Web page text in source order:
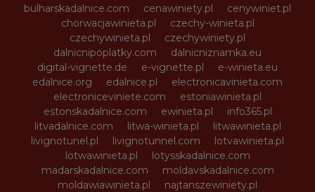
bulharskadalnice.com
cenawiniety.pl
cenywiniet.pl
chorwacjawinieta.pl
czechy-winieta.pl
czechywinieta.pl
czechywiniety.pl
dalnicnipoplatky.com
dalnicniznamka.eu
digital-vignette.de
e-vignette.pl
e-winieta.eu
edalnice.org
edalnice.pl
electronicavinieta.com
electroniceviniete.com
estoniawinieta.pl
estonskadalnice.com
ewinieta.pl
info365.pl
litvadalnice.com
litwa-winieta.pl
litwawinieta.pl
livignotunel.pl
livignotunnel.com
lotvawinieta.pl
lotwawinieta.pl
lotysskadalnice.com
madarskadalnice.com
moldavskadalnice.com
moldawiawinieta.pl
najtanszewiniety.pl